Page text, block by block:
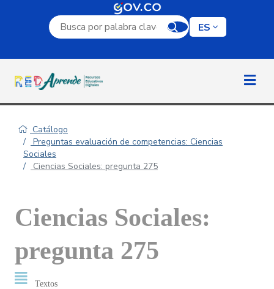
Campo de búsqueda por palabra clave
ES
Catálogo
Preguntas evaluación de competencias: Ciencias
Sociales
Ciencias Sociales: pregunta 275
Ciencias Sociales:
pregunta 275
Textos